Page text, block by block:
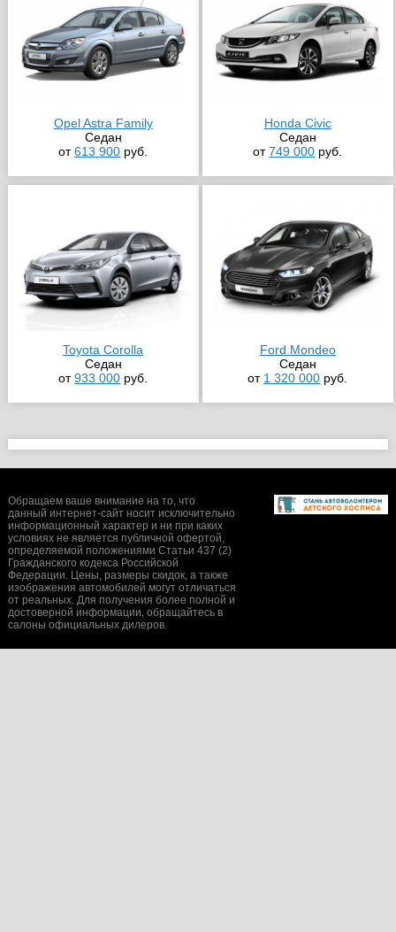
Opel Astra Family
Седан
от613 900 руб.
Honda Civic
Седан
от749 000 руб.
Toyota Corolla
Седан
от933 000 руб.
Ford Mondeo
Седан
от 1 320 000 руб.
Обращаем ваше внимание на то, что
данный интернет-сайт носит исключительно
информационный характер и ни при каких
условиях не является публичной офертой,
определяемой положениями Статьи 437 (2)
Гражданского кодекса Российской
Федерации. Цены, размеры скидок, а также
изображения автомобилей могут отличаться
от реальных. Для получения более полной и
достоверной информации, обращайтесь в
салоны официальных дилеров.